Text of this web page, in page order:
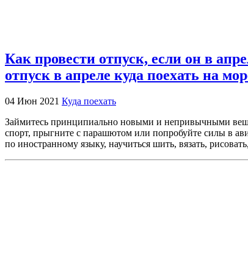
Как провести отпуск, если он в
отпуск в апреле куда поехать на
04 Июн 2021 Куда поехать
Займитесь принципиально новыми и непривычными
спорт, прыгните с парашютом или попробуйте силы в
по иностранному языку, научиться шить, вязать,